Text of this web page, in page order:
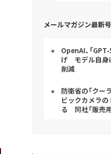
メールマガジン最新号
OpenAI、「
げ モデル自身
削減
防衛省の「クー
ビックカメラ
る 同社「販売